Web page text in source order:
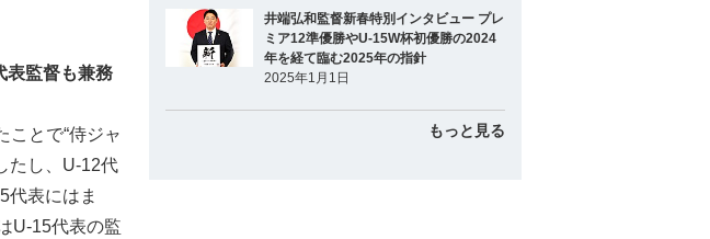
監督も兼務
ことで“侍ジャ
たし、U-12代
代表にはま
U-15代表の監
井端弘和監督新春特別インタビュー プレ
ミア12準優勝やU-15W杯初優勝の2024
年を経て臨む2025年の指針
2025年1月1日
もっと見る